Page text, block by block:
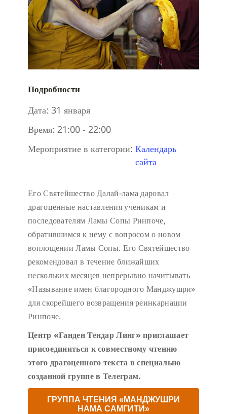
Подробности
Дата: 31 января
Время: 21:00 - 22:00
Мероприятие в категории: Календарь
сайта
Его Святейшество Далай-лама даровал
драгоценные наставления ученикам и
последователям Ламы Сопы Ринпоче,
обратившимся к нему с вопросом о новом
воплощении Ламы Сопы. Его Святейшество
рекомендовал в течение ближайших
нескольких месяцев непрерывно начитывать
«Называние имен благородного Манджушри»
для скорейшего возвращения реинкарнации
Ринпоче.
Центр «Ганден Тендар Линг» приглашает
присоединиться к совместному чтению
этого драгоценного текста в специально
созданной группе в Телеграм.
ГРУППА ЧТЕНИЯ «МАНДЖУШРИ
НАМА САМГИТИ»